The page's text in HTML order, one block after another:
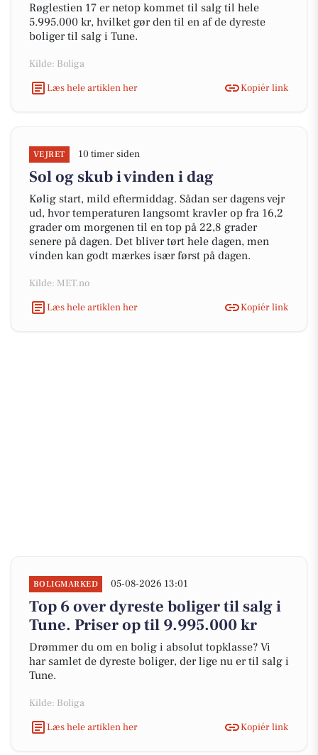
Røglestien 17 er netop kommet til salg til hele
5.995.000 kr, hvilket gør den til en af de dyreste
boliger til salg i Tune.
Kilde: Boliga
Læs hele artiklen her
Kopiér link
VEJRET 10 timer siden
Sol og skub i vinden i dag
Kølig start, mild eftermiddag. Sådan ser dagens vejr
ud, hvor temperaturen langsomt kravler op fra 16,2
grader om morgenen til en top på 22,8 grader
senere på dagen. Det bliver tørt hele dagen, men
vinden kan godt mærkes især først på dagen.
Kilde: MET.no
Læs hele artiklen her
Kopiér link
BOLIGMARKED 05-08-2026 13:01
Top 6 over dyreste boliger til salg i
Tune. Priser op til 9.995.000 kr
Drømmer du om en bolig i absolut topklasse? Vi
har samlet de dyreste boliger, der lige nu er til salg i
Tune.
Kilde: Boliga
Læs hele artiklen her
Kopiér link